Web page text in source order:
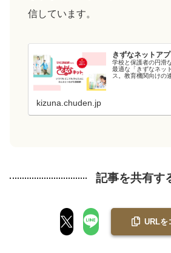
信しています。
きずなネットア
学校と保護者の円滑
最適な「きずなネッ
ス。教育機関向けの
kizuna.chuden.jp
記事を共有す
URLを